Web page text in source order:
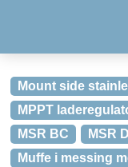
Mount side
MPPT
MSR BC
MSR
Muffe i messing